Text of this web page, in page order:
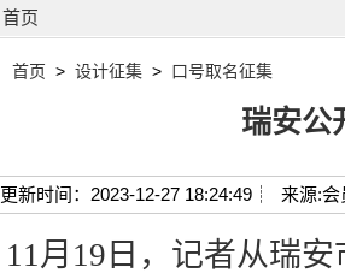
首页
首页 > 设计征集 > 口号取名征集
瑞安公
更新时间：2023-12-27 18:24:49┊ 来源:
11月19日，记者从瑞